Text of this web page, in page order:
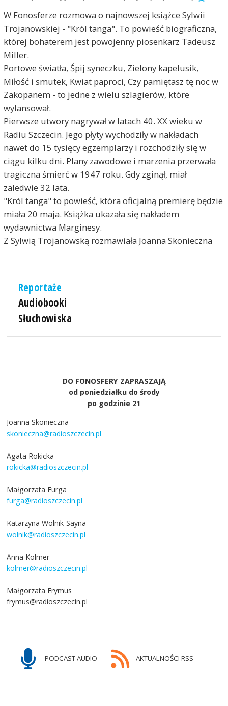
W Fonosferze rozmowa o najnowszej książce Sylwii
Trojanowskiej - "Król tanga". To powieść biograficzna,
której bohaterem jest powojenny piosenkarz Tadeusz
Miller.
Portowe światła, Śpij syneczku, Zielony kapelusik,
Miłość i smutek, Kwiat paproci, Czy pamiętasz tę noc w
Zakopanem - to jedne z wielu szlagierów, które
wylansował.
Pierwsze utwory nagrywał w latach 40. XX wieku w
Radiu Szczecin. Jego płyty wychodziły w nakładach
nawet do 15 tysięcy egzemplarzy i rozchodziły się w
ciągu kilku dni. Plany zawodowe i marzenia przerwała
tragiczna śmierć w 1947 roku. Gdy zginął, miał
zaledwie 32 lata.
"Król tanga" to powieść, która oficjalną premierę będzie
miała 20 maja. Książka ukazała się nakładem
wydawnictwa Marginesy.
Z Sylwią Trojanowską rozmawiała Joanna Skonieczna
Reportaże
Audiobooki
Słuchowiska
DO FONOSFERY ZAPRASZAJĄ
od poniedziałku do środy
po godzinie 21
Joanna Skonieczna
skonieczna@radioszczecin.pl
Agata Rokicka
rokicka@radioszczecin.pl
Małgorzata Furga
furga@radioszczecin.pl
Katarzyna Wolnik-Sayna
wolnik@radioszczecin.pl
Anna Kolmer
kolmer@radioszczecin.pl
Małgorzata Frymus
frymus@radioszczecin.pl
PODCAST AUDIO AKTUALNOŚCI RSS